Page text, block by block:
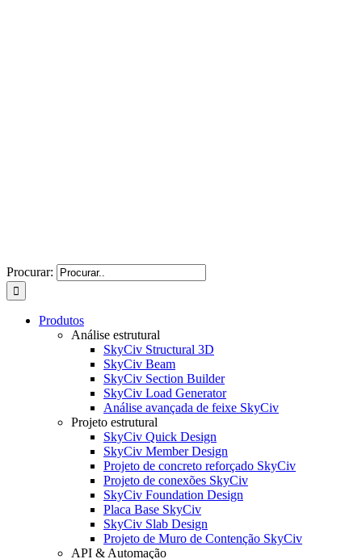
Procurar:
Produtos
Análise estrutural
SkyCiv Structural 3D
SkyCiv Beam
SkyCiv Section Builder
SkyCiv Load Generator
Análise avançada de feixe SkyCiv
Projeto estrutural
SkyCiv Quick Design
SkyCiv Member Design
Projeto de concreto reforçado SkyCiv
Projeto de conexões SkyCiv
SkyCiv Foundation Design
Placa Base SkyCiv
SkyCiv Slab Design
Projeto de Muro de Contenção SkyCiv
API & Automação